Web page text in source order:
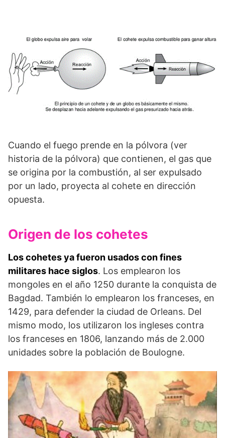
Cuando el fuego prende en la pólvora (ver
historia de la pólvora) que contienen, el gas que
se origina por la combustión, al ser expulsado
por un lado, proyecta al cohete en dirección
opuesta.
Origen de los cohetes
Los cohetes ya fueron usados con fines
militares hace siglos. Los emplearon los
mongoles en el año 1250 durante la conquista de
Bagdad. También lo emplearon los franceses, en
1429, para defender la ciudad de Orleans. Del
mismo modo, los utilizaron los ingleses contra
los franceses en 1806, lanzando más de 2.000
unidades sobre la población de Boulogne.